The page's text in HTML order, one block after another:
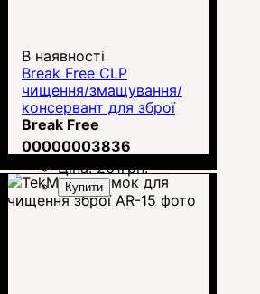
В наявності
Break Free CLP
чищення/змащування/
консервант для зброї
60мл
Break Free
00000003836
Ціна:261грн.
Купити